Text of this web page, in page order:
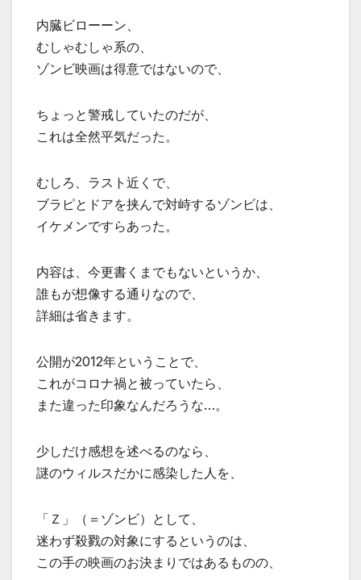
内臓ビローーン、
むしゃむしゃ系の、
ゾンビ映画は得意ではないので、
ちょっと警戒していたのだが、
これは全然平気だった。
むしろ、ラスト近くで、
ブラピとドアを挟んで対峙するゾンビは、
イケメンですらあった。
内容は、今更書くまでもないというか、
誰もが想像する通りなので、
詳細は省きます。
公開が2012年ということで、
これがコロナ禍と被っていたら、
また違った印象なんだろうな…。
少しだけ感想を述べるのなら、
謎のウィルスだかに感染した人を、
「Ｚ」（＝ゾンビ）として、
迷わず殺戮の対象にするというのは、
この手の映画のお決まりではあるものの、